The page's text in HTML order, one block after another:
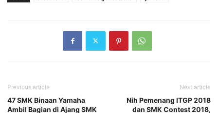
Previous article
47 SMK Binaan Yamaha
Ambil Bagian di Ajang SMK
Next article
Nih Pemenang ITGP 2018
dan SMK Contest 2018,